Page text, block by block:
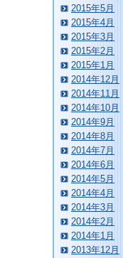
2015年5月
2015年4月
2015年3月
2015年2月
2015年1月
2014年12月
2014年11月
2014年10月
2014年9月
2014年8月
2014年7月
2014年6月
2014年5月
2014年4月
2014年3月
2014年2月
2014年1月
2013年12月